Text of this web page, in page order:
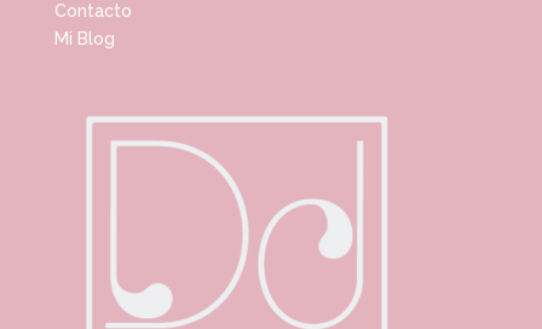
Contacto
Mi Blog